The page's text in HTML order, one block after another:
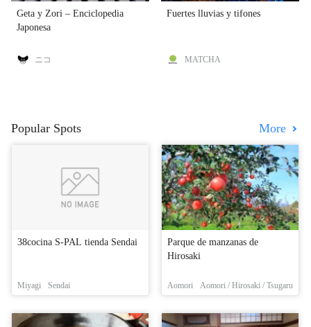
Geta y Zori – Enciclopedia
Japonesa
ニコ
Fuertes lluvias y tifones
MATCHA
Popular Spots More
38cocina S-PAL tienda Sendai
Miyagi Sendai
Parque de manzanas de
Hirosaki
Aomori Aomori / Hirosaki / Tsugaru